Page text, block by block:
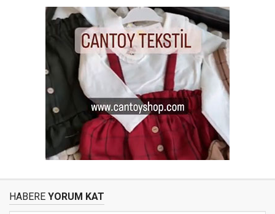
HABERE YORUM KAT